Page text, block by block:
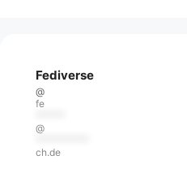
Fediverse
@
fe
@
ch.de